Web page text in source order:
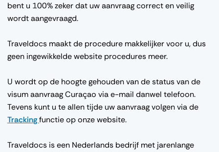
bent u 100% zeker dat uw aanvraag correct en veilig
wordt aangevraagd.
Traveldocs maakt de procedure makkelijker voor u, dus
geen ingewikkelde website procedures meer.
U wordt op de hoogte gehouden van de status van de
visum aanvraag Curaçao via e-mail danwel telefoon.
Tevens kunt u te allen tijde uw aanvraag volgen via de
Trackingfunctie op onze website.
Traveldocs is een Nederlands bedrijf met jarenlange